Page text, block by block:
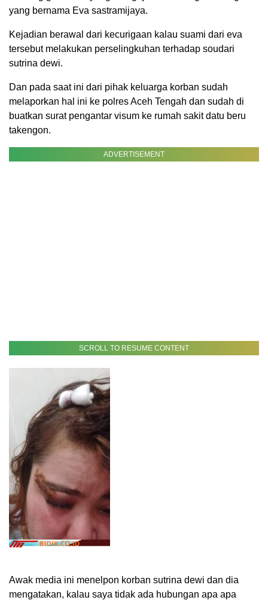
yang bernama Eva sastramijaya.
Kejadian berawal dari kecurigaan kalau suami dari eva
tersebut melakukan perselingkuhan terhadap soudari
sutrina dewi.
Dan pada saat ini dari pihak keluarga korban sudah
melaporkan hal ini ke polres Aceh Tengah dan sudah di
buatkan surat pengantar visum ke rumah sakit datu beru
takengon.
ADVERTISEMENT
SCROLL TO RESUME CONTENT
Awak media ini menelpon korban sutrina dewi dan dia
mengatakan, kalau saya tidak ada hubungan apa apa